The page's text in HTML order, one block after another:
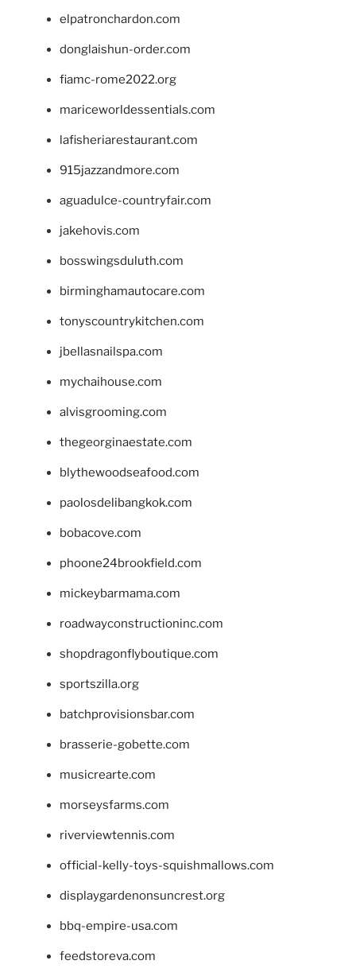
elpatronchardon.com
donglaishun-order.com
fiamc-rome2022.org
mariceworldessentials.com
lafisheriarestaurant.com
915jazzandmore.com
aguadulce-countryfair.com
jakehovis.com
bosswingsduluth.com
birminghamautocare.com
tonyscountrykitchen.com
jbellasnailspa.com
mychaihouse.com
alvisgrooming.com
thegeorginaestate.com
blythewoodseafood.com
paolosdelibangkok.com
bobacove.com
phoone24brookfield.com
mickeybarmama.com
roadwayconstructioninc.com
shopdragonflyboutique.com
sportszilla.org
batchprovisionsbar.com
brasserie-gobette.com
musicrearte.com
morseysfarms.com
riverviewtennis.com
official-kelly-toys-squishmallows.com
displaygardenonsuncrest.org
bbq-empire-usa.com
feedstoreva.com